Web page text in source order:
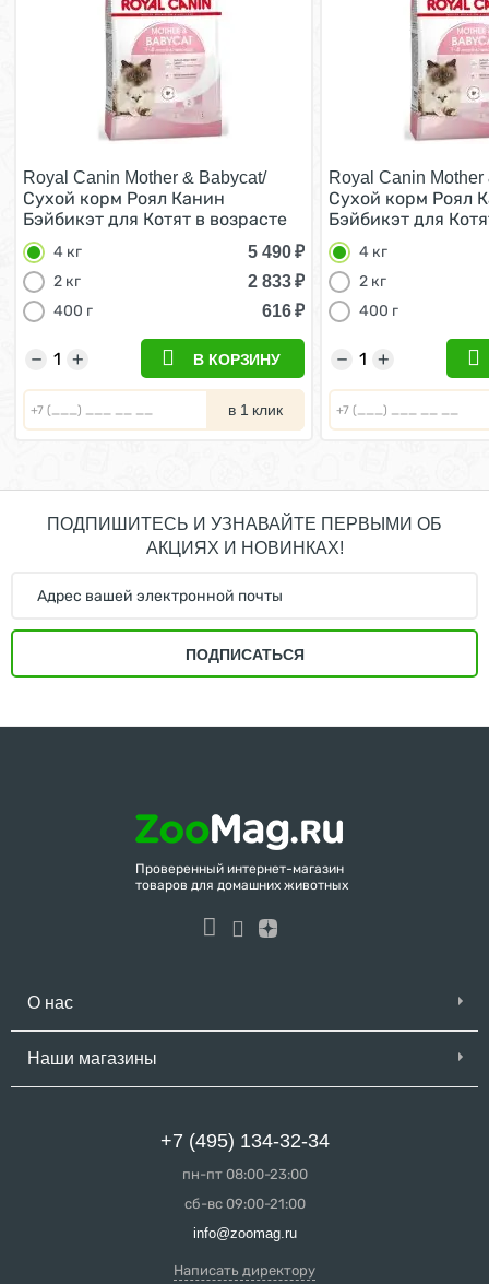
Royal Canin Mother & Babycat/
Сухой корм Роял Канин
Бэйбикэт для Котят в возрасте
от 1 до 4 месяцев 4 кг
4 кг 5 490₽
2 кг
2 833₽
400 г
616₽
+
− В КОРЗИНУ
в 1 клик
Royal Canin Mother
Сухой корм Роял
Бэйбикэт для
от 1 до 4 месяцев
4 кг
2 кг
400 г
+
−
ПОДПИШИТЕСЬ И УЗНАВАЙТЕ ПЕРВЫМИ ОБ
АКЦИЯХ И НОВИНКАХ!
ПОДПИСАТЬСЯ
Проверенный интернет-магазин
товаров для домашних животных
О нас
Наши магазины
+7 (495) 134-32-34
пн-пт 08:00-23:00
сб-вс 09:00-21:00
info@zoomag.ru
Написать директору